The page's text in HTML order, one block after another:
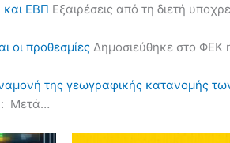
και ΕΒΠ Εξαιρέσεις από τη διετή
οι προθεσμίες Δημοσιεύθηκε στο ΦΕΚ
της γεωγραφικής κατανομής
Μετά…